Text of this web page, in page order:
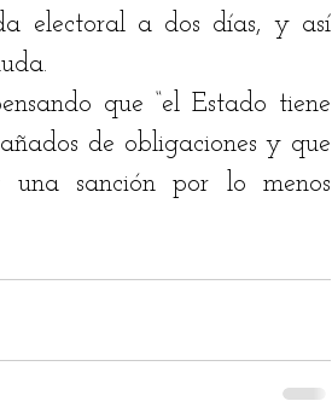
electoral a dos días, y así
que “el Estado tiene
de obligaciones y que
una sanción por lo menos